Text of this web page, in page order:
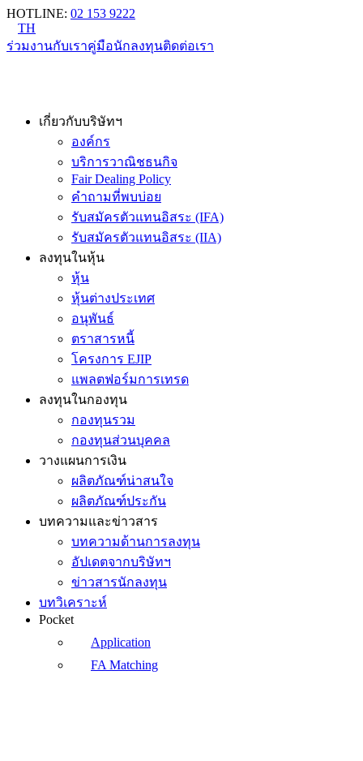
HOTLINE: 02 153 9222
TH
ร่วมงานกับเราคู่มือนักลงทุนติดต่อเรา
เกี่ยวกับบริษัทฯ
องค์กร
บริการวาณิชธนกิจ
Fair Dealing Policy
คำถามที่พบบ่อย
รับสมัครตัวแทนอิสระ (IFA)
รับสมัครตัวแทนอิสระ (IIA)
ลงทุนในหุ้น
หุ้น
หุ้นต่างประเทศ
อนุพันธ์
ตราสารหนี้
โครงการ EJIP
แพลตฟอร์มการเทรด
ลงทุนในกองทุน
กองทุนรวม
กองทุนส่วนบุคคล
วางแผนการเงิน
ผลิตภัณฑ์น่าสนใจ
ผลิตภัณฑ์ประกัน
บทความและข่าวสาร
บทความด้านการลงทุน
อัปเดตจากบริษัทฯ
ข่าวสารนักลงทุน
บทวิเคราะห์
Pocket
Application
FA Matching